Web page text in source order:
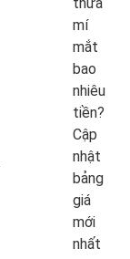
mí
mắt
bao
nhiêu
tiền?
Cập
nhật
bảng
giá
mới
nhất